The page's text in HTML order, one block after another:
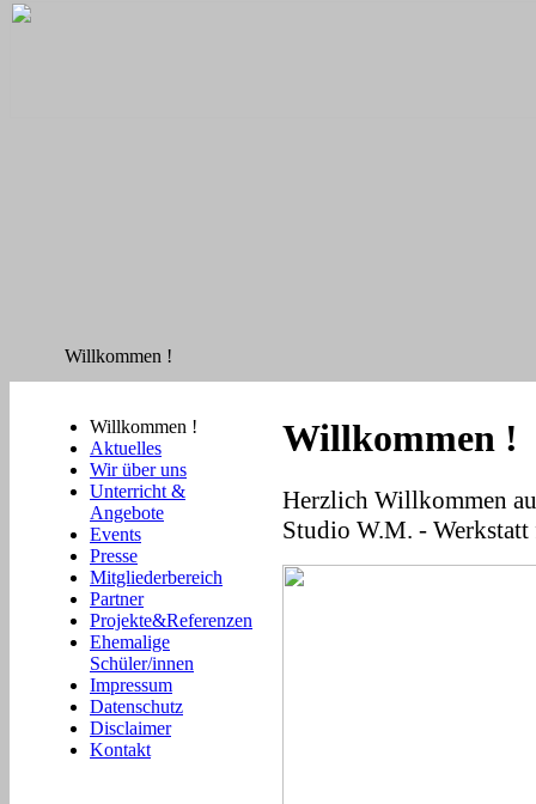
Willkommen !
Willkommen !
Aktuelles
Wir über uns
Unterricht &
Angebote
Events
Presse
Mitgliederbereich
Partner
Projekte&Referenzen
Ehemalige
Schüler/innen
Impressum
Datenschutz
Disclaimer
Kontakt
Willkommen !
Herzlich Willkommen
Studio W.M. -